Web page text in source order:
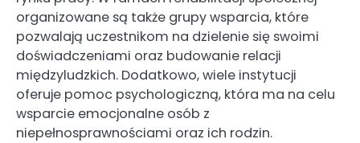
organizowane są także grupy wsparcia, które
pozwalają uczestnikom na dzielenie się swoimi
doświadczeniami oraz budowanie relacji
międzyludzkich. Dodatkowo, wiele instytucji
oferuje pomoc psychologiczną, która ma na celu
wsparcie emocjonalne osób z
niepełnosprawnościami oraz ich rodzin.